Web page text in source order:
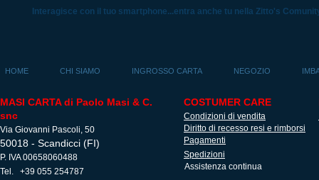
Interagisce con il tuo smartphone...entra anche tu nella Zitto's
HOME CHI SIAMO INGROSSO CARTA NEGOZIO
MASI CARTA di Paolo Masi & C.
snc
Via Giovanni Pascoli, 50
50018 - Scandicci (FI)
P. IVA 00658060488
Tel. +39 055 254787
COSTUMER CARE
Condizioni di vendita
Diritto di recesso resi e rimborsi
Pagamenti
Spedizioni
Assistenza continua